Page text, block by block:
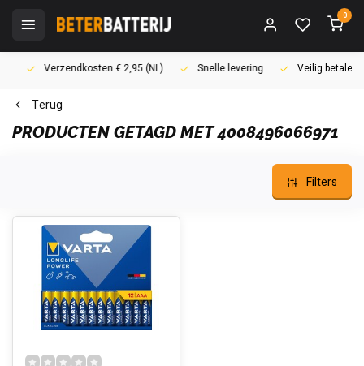
0
Verzendkosten € 2,95 (NL) Snelle levering Veilig betalen
Terug
PRODUCTEN GETAGD MET 4008496066971
Filters